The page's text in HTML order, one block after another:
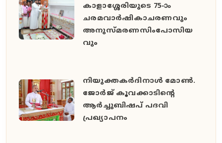
കാളാശ്ശേരിയുടെ 75-ാം
ചരമവാർഷികാചരണവും
അനുസ്മരണസിംപോസിയ
വും
നിയുക്തകർദിനാൾ മോൺ.
ജോർജ് കൂവക്കാടിൻ്റെ
ആർച്ചുബിഷപ് പദവി
പ്രഖ്യാപനം